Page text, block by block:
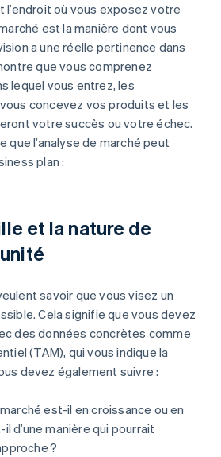
l’endroit où vous exposez votre
est la manière dont vous
a une réelle pertinence dans
que vous comprenez
lequel vous entrez, les
concevez vos produits et les
votre succès ou votre échec.
que l’analyse de marché peut
plan :
et la nature de
savoir que vous visez un
Cela signifie que vous devez
des données concrètes comme
(TAM), qui vous indique la
devez également suivre :
est-il en croissance ou en
d’une manière qui pourrait
?